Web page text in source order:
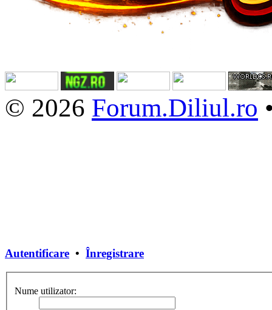
© 2026 Forum.Diliul.ro
Autentificare • Înregistrare
Nume utilizator: